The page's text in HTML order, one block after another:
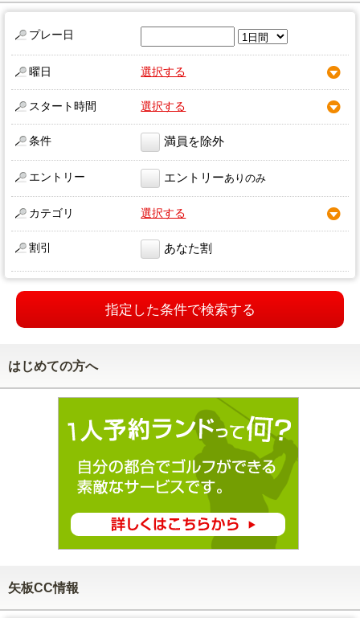
プレー日
曜日 選択する
スタート時間 選択する
条件 満員を除外
エントリー エントリーありのみ
カテゴリ 選択する
割引 あなた割
指定した条件で検索する
はじめての方へ
矢板CC情報